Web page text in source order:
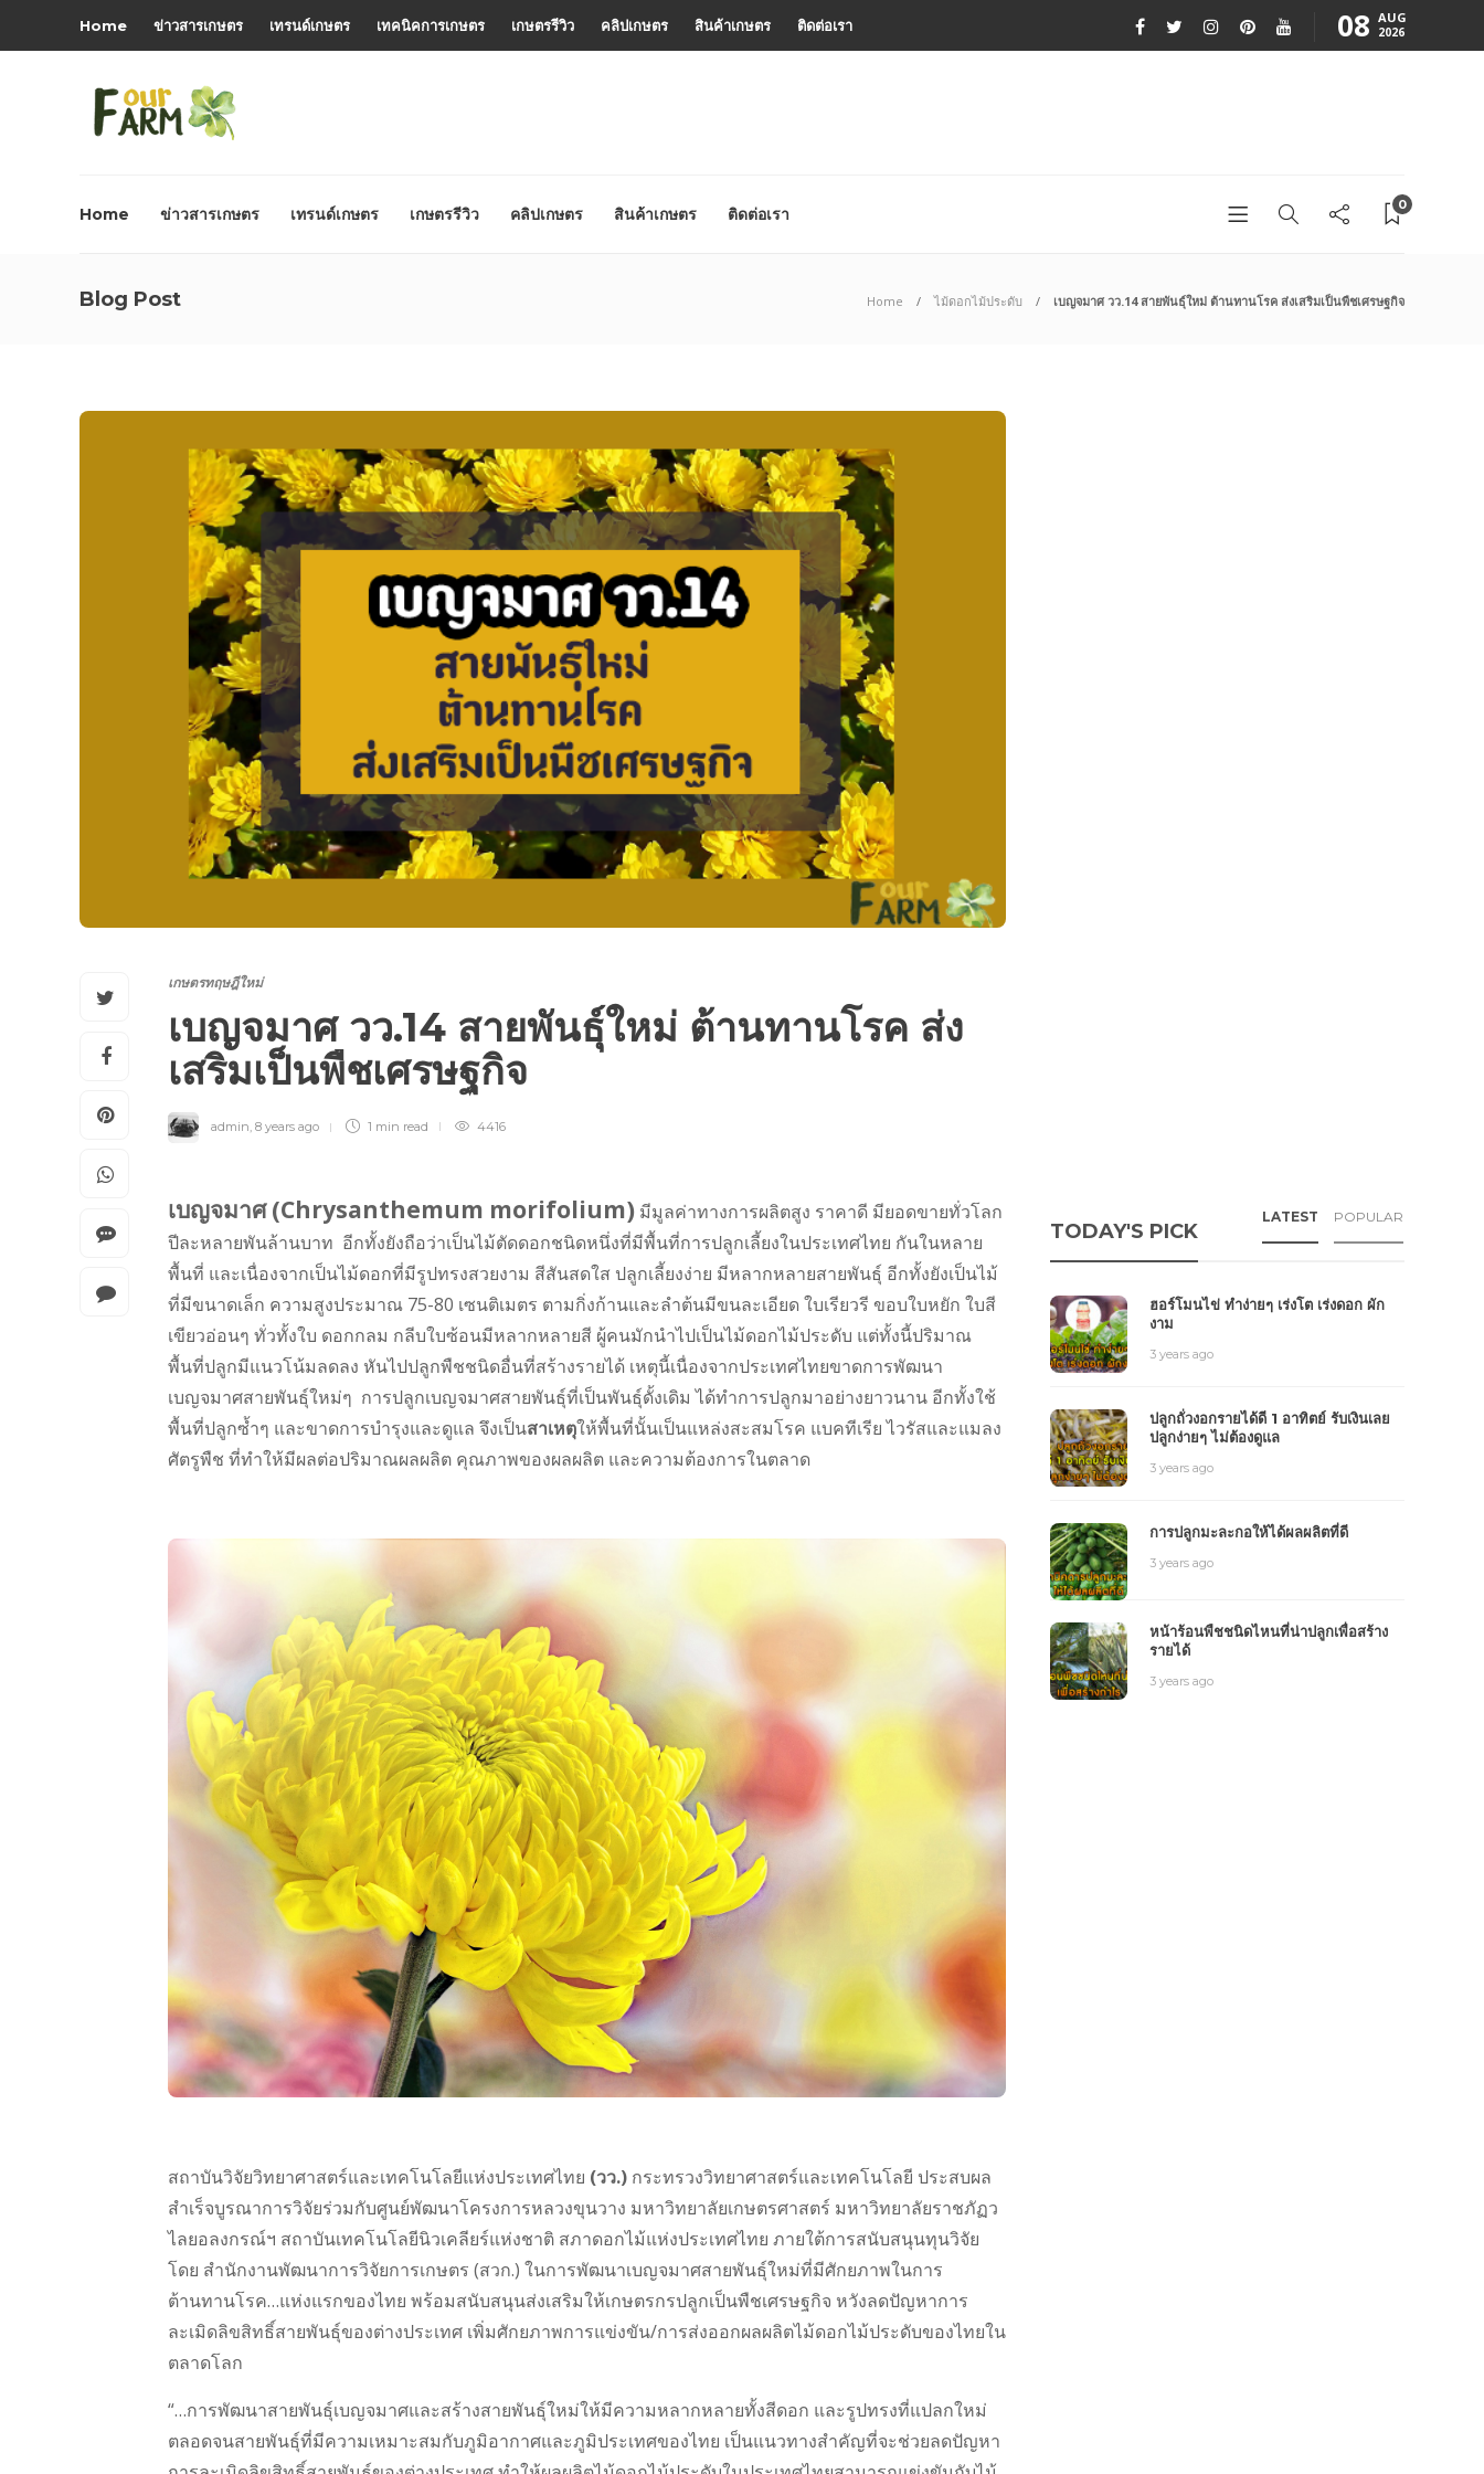
Home ข่าวสารเกษตร เทรนด์เกษตร เทคนิคการเกษตร เกษตรรีวิว คลิปเกษตร สินค้าเกษตร ติดต่อเรา 08 AUG
2026
Home ข่าวสารเกษตร เทรนด์เกษตร เกษตรรีวิว คลิปเกษตร สินค้าเกษตร ติดต่อเรา 0
Blog Post Home ไม้ดอกไม้ประดับ เบญจมาศ วว.14 สายพันธุ์ใหม่ ต้านทานโรค ส่งเสริมเป็นพืชเศรษฐกิจ
เกษตรทฤษฎีใหม่
เบญจมาศ วว.14 สายพันธุ์ใหม่ ต้านทานโรค ส่ง
เสริมเป็นพืชเศรษฐกิจ
admin, 8 years ago 1 min read 4416
เบญจมาศ (Chrysanthemum morifolium) มีมูลค่าทางการผลิตสูง ราคาดี มียอดขายทั่วโลก
ปีละหลายพันล้านบาท อีกทั้งยังถือว่าเป็นไม้ตัดดอกชนิดหนึ่งที่มีพื้นที่การปลูกเลี้ยงในประเทศไทย กันในหลาย
พื้นที่ และเนื่องจากเป็นไม้ดอกที่มีรูปทรงสวยงาม สีสันสดใส ปลูกเลี้ยงง่าย มีหลากหลายสายพันธุ์ อีกทั้งยังเป็นไม้
ที่มีขนาดเล็ก ความสูงประมาณ 75-80 เซนติเมตร ตามกิ่งก้านและลำต้นมีขนละเอียด ใบเรียวรี ขอบใบหยัก ใบสี
เขียวอ่อนๆ ทั่วทั้งใบ ดอกกลม กลีบใบซ้อนมีหลากหลายสี ผู้คนมักนำไปเป็นไม้ดอกไม้ประดับ แต่ทั้งนี้ปริมาณ
พื้นที่ปลูกมีแนวโน้มลดลง หันไปปลูกพืชชนิดอื่นที่สร้างรายได้ เหตุนี้เนื่องจากประเทศไทยขาดการพัฒนา
เบญจมาศสายพันธุ์ใหม่ๆ การปลูกเบญจมาศสายพันธุ์ที่เป็นพันธุ์ดั้งเดิม ได้ทำการปลูกมาอย่างยาวนาน อีกทั้งใช้
พื้นที่ปลูกซ้ำๆ และขาดการบำรุงและดูแล จึงเป็นสาเหตุให้พื้นที่นั้นเป็นแหล่งสะสมโรค แบคทีเรีย ไวรัสและแมลง
ศัตรูพืช ที่ทำให้มีผลต่อปริมาณผลผลิต คุณภาพของผลผลิต และความต้องการในตลาด
สถาบันวิจัยวิทยาศาสตร์และเทคโนโลยีแห่งประเทศไทย (วว.) กระทรวงวิทยาศาสตร์และเทคโนโลยี ประสบผล
สำเร็จบูรณาการวิจัยร่วมกับศูนย์พัฒนาโครงการหลวงขุนวาง มหาวิทยาลัยเกษตรศาสตร์ มหาวิทยาลัยราชภัฏว
ไลยอลงกรณ์ฯ สถาบันเทคโนโลยีนิวเคลียร์แห่งชาติ สภาดอกไม้แห่งประเทศไทย ภายใต้การสนับสนุนทุนวิจัย
โดย สำนักงานพัฒนาการวิจัยการเกษตร (สวก.) ในการพัฒนาเบญจมาศสายพันธุ์ใหม่ที่มีศักยภาพในการ
ต้านทานโรค…แห่งแรกของไทย พร้อมสนับสนุนส่งเสริมให้เกษตรกรปลูกเป็นพืชเศรษฐกิจ หวังลดปัญหาการ
ละเมิดลิขสิทธิ์สายพันธุ์ของต่างประเทศ เพิ่มศักยภาพการแข่งขัน/การส่งออกผลผลิตไม้ดอกไม้ประดับของไทยใน
ตลาดโลก
“…การพัฒนาสายพันธุ์เบญจมาศและสร้างสายพันธุ์ใหม่ให้มีความหลากหลายทั้งสีดอก และรูปทรงที่แปลกใหม่
ตลอดจนสายพันธุ์ที่มีความเหมาะสมกับภูมิอากาศและภูมิประเทศของไทย เป็นแนวทางสำคัญที่จะช่วยลดปัญหา
TODAY'S PICK
LATEST POPULAR
ฮอร์โมนไข่ ทำง่ายๆ เร่งโต เร่งดอก ผัก
งาม
3 years ago
ปลูกถั่วงอกรายได้ดี 1 อาทิตย์ รับเงินเลย
ปลูกง่ายๆ ไม่ต้องดูแล
3 years ago
การปลูกมะละกอให้ได้ผลผลิตที่ดี
3 years ago
หน้าร้อนพืชชนิดไหนที่น่าปลูกเพื่อสร้าง
รายได้
3 years ago